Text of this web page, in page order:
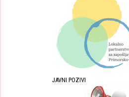
JAVNI POZIVI